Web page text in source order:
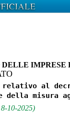
relativo al
10-2025)